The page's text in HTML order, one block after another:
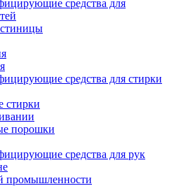
средства для
средства для стирки
стирки
порошки
средства для рук
промышленности